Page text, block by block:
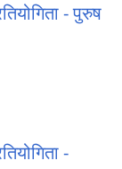
- पुरुष
-